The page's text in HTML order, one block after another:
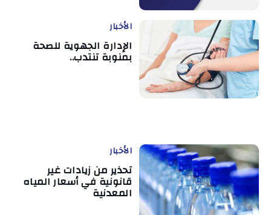
الأخبار
الإدارة الجهوية للصحة
بمنوبة تنتدب..
الأخبار
تحذير من زيادات غير
قانونية في أسعار المياه
المعدنية